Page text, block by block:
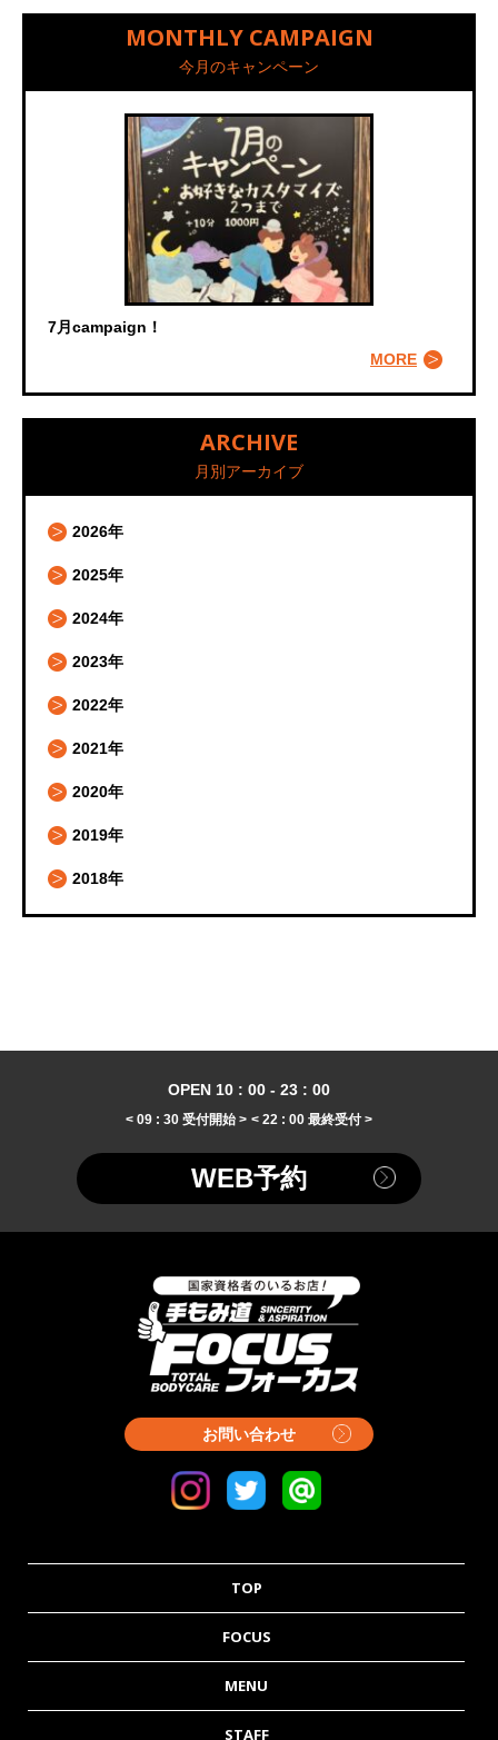
MONTHLY CAMPAIGN
今月のキャンペーン
7月campaign！
MORE
ARCHIVE
月別アーカイブ
2026年
2025年
2024年
2023年
2022年
2021年
2020年
2019年
2018年
OPEN 10 : 00 - 23 : 00
< 09 : 30 受付開始 > < 22 : 00 最終受付 >
WEB予約
お問い合わせ
TOP
FOCUS
MENU
STAFF